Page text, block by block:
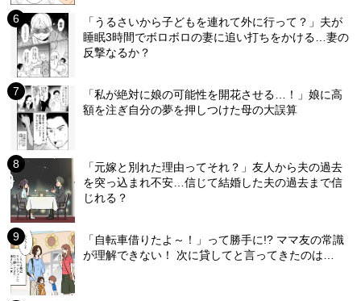
「うるさいから子どもを連れて外に行って？」夫が
睡眠3時間でボロボロの妻に追い打ちをかける…妻の
反撃なるか？
「私が絶対に娘の可能性を開花させる…！」娘に高
額を注ぎ自分の夢を押しつけた母の大誤算
「元嫁と別れた理由ってそれ？」友人から夫の過去
を突っ込まれ不安…信じて結婚した夫の過去まで信
じれる？
「自転車借りたよ～！」って勝手に!? ママ友の常識
が理解できない！ 次に貸してと言ってきたのは…